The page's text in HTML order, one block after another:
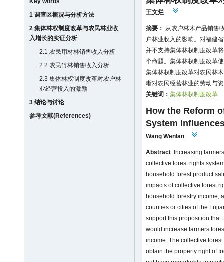
1 调查区概况与分析方法
2 集体林权制度改革与农民林业收
入增长的实证分析
2.1 农民用材林销售收入分析
2.2 农民竹林销售收入分析
2.3 集体林权制度改革对农户林
业经营投入的激励
3 结论与讨论
参考文献(References)
王文烂
摘要： 从农户林木产品销售
户林业收入的影响。对福建
并不支持集体林权制度改革
个命题。集体林权制度改革
集体林权制度改革对农民林
晰对农民经营林业的劳动与
关键词： 集体林权制度改革
How the Reform
System
Wang Wenlan
Abstract: Increasing
collective forest rights
household forest product
impacts of collective forest
household forestry income,
counties or cities of the
support this proposition that
would increase farmers
income. The collective
obtain the property right of